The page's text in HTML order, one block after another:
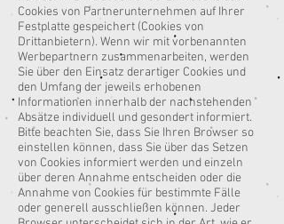
Cookies von Partnerunternehmen auf Ihrer
Festplatte gespeichert (Cookies von
Drittanbietern). Wenn wir mit vorbenannten
Werbepartnern zusammenarbeiten, werden
Sie über den Einsatz derartiger Cookies und
den Umfang der jeweils erhobenen
Informationen innerhalb der nachstehenden
Absätze individuell und gesondert informiert.
Bitte beachten Sie, dass Sie Ihren Browser so
einstellen können, dass Sie über das Setzen
von Cookies informiert werden und einzeln
über deren Annahme entscheiden oder die
Annahme von Cookies für bestimmte Fälle
oder generell ausschließen können. Jeder